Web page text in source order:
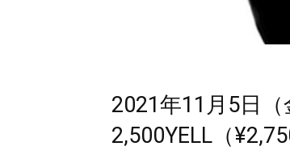
2021年11月5日
2,500YELL（